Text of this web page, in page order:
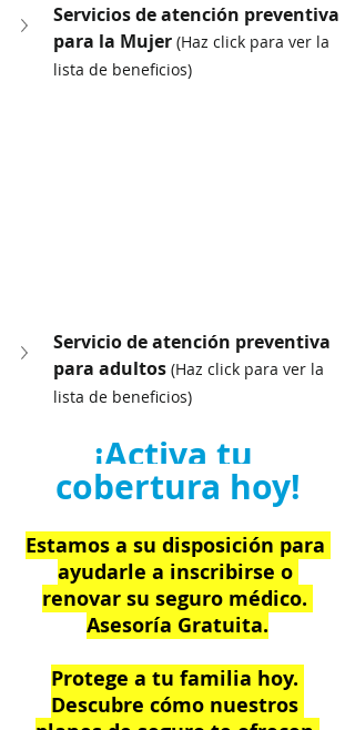
Servicios de atención preventiva
para la Mujer (Haz click para ver la
lista de beneficios)
Servicio de atención preventiva
para adultos (Haz click para ver la
lista de beneficios)
¡Activa tu
cobertura hoy!
Estamos a su disposición para
ayudarle a inscribirse o
renovar su seguro médico.
Asesoría Gratuita.
Protege a tu familia hoy.
Descubre cómo nuestros